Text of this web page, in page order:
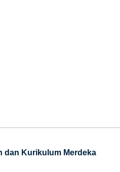
dan Kurikulum Merdeka